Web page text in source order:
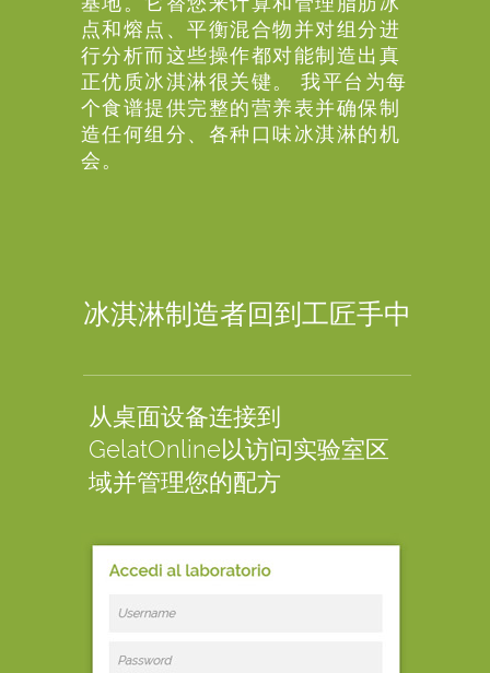
点和熔点、平衡混合物并对组分进
行分析而这些操作都对能制造出真
正优质冰淇淋很关键。 我平台为每
个食谱提供完整的营养表并确保制
造任何组分、各种口味冰淇淋的机
会。
冰淇淋制造者回到工匠手中
从桌面设备连接到
GelatOnline以访问实验室区
域并管理您的配方